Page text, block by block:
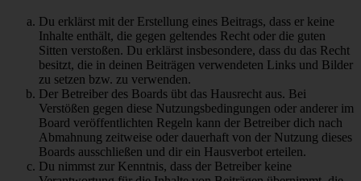
Du erklärst mit der Erstellung eines Beitrags, dass er keine
Inhalte enthält, die gegen geltendes Recht oder die guten
Sitten verstoßen. Du erklärst insbesondere, dass du das Recht
besitzt, die in deinen Beiträgen verwendeten Links und Bilder
zu setzen bzw. zu verwenden.
Der Betreiber des Boards übt das Hausrecht aus. Bei
Verstößen gegen diese Nutzungsbedingungen oder anderer im
Board veröffentlichten Regeln kann der Betreiber dich nach
Abmahnung zeitweise oder dauerhaft von der Nutzung dieses
Boards ausschließen und dir ein Hausverbot erteilen.
Du nimmst zur Kenntnis, dass der Betreiber keine